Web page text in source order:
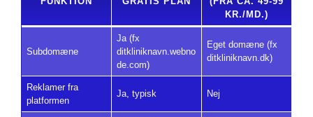
KR./MD.)
Subdomæne
Ja (fx
ditkliniknavn.webno
de.com)
Eget domæne (fx
ditkliniknavn.dk)
Reklamer fra
platformen
Ja, typisk Nej